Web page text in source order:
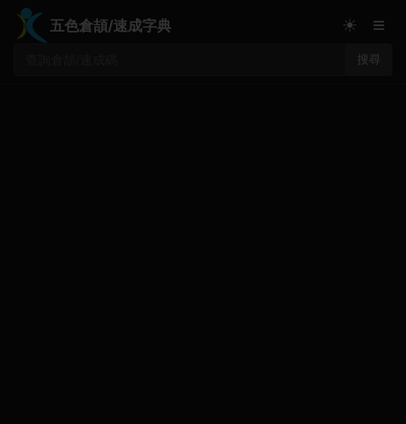
五色倉頡/速成字典
搜尋
☀ ≡